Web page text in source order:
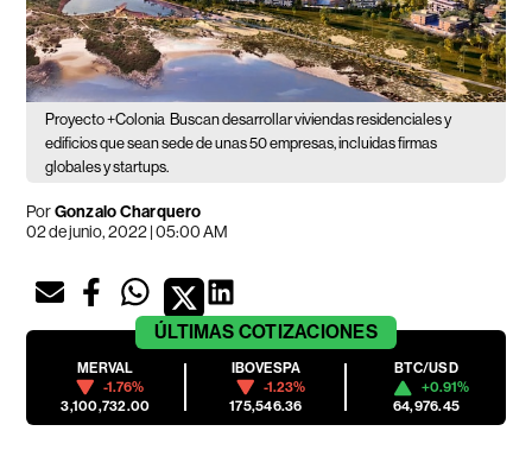
Proyecto +Colonia Buscan desarrollar viviendas residenciales y
edificios que sean sede de unas 50 empresas, incluidas firmas
globales y startups.
PorGonzalo Charquero
02 de junio, 2022 | 05:00 AM
ÚLTIMAS COTIZACIONES
MERVAL
-1.76%
3,100,732.00
IBOVESPA
-1.23%
175,546.36
BTC/USD
+0.91%
64,976.45